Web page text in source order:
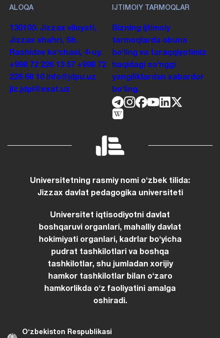
ALOQA
130100. Jizzax viloyati,
Jizzax shahri, Sh.
Rashidov koʻchasi, 4-uy.
+998 72 226 13 57 +998 72
226 68 10
info@jdpu.uz
jiz.jdpi@exat.uz
IJTIMOIY TARMOQLAR
Bizning ijtimoiy
tarmoqlarda obuna
boʻling va taraqqiyotimiz
haqidagi soʻnggi
yangiliklardan xabardor
boʻling.
Universitetning rasmiy nomi oʻzbek tilida:
Jizzax davlat pedagogika universiteti
Universitet iqtisodiyotni davlat
boshqaruvi organlari, mahalliy davlat
hokimiyati organlari, kadrlar boʻyicha
pudrat tashkilotlari va boshqa
tashkilotlar, shu jumladan xorijiy
hamkor tashkilotlar bilan oʻzaro
hamkorlikda oʻz faoliyatini amalga
oshiradi.
Oʻzbekiston Respublikasi